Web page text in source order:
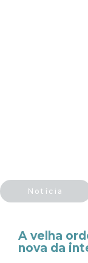
Notícia
A velha
nova da